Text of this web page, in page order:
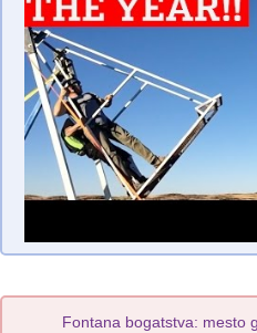
Fontana bogatstva: mesto